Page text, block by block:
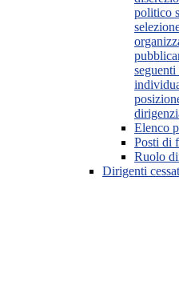
politico
Elenco
Posti di
Ruolo
Dirigenti